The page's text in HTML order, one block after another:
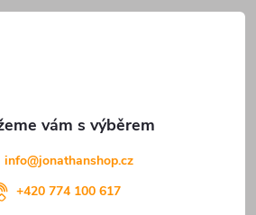
info@jonathanshop.cz
+420 774 100 617